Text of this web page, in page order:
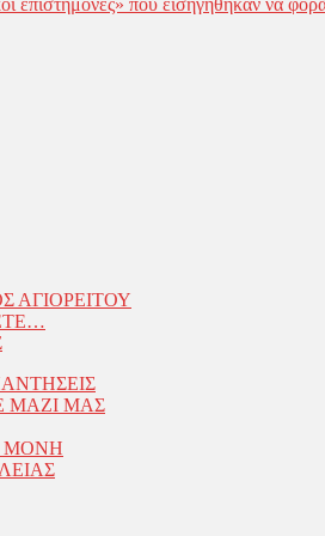
ἐπιστήμονες» πού εἰσηγήθηκαν νά
ΑΓΙΟΡΕΙΤΟΥ
ΜΑΖΙ ΜΑΣ
ΜΟΝΗ